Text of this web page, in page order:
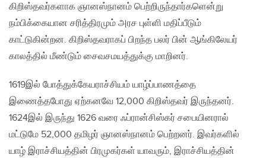
கிறிஸ்தவர்களாக ஞானஸ்நானம் பெற்றிருந்தார்களென்று
நம்பிக்கையான சரித்திரமும் அரச புள்ளி மதிப்பீடும்
காட்டுகின்றன. கிறிஸ்தவராகப் பிறந்த பலர் பின் ஆங்கிலேயர்
காலத்தில் மீண்டும் சைவசமயத்துக்கு மாறினர்.
1619இல் போத்துக்கேயராச்சியம் யாழ்ப்பாணத்தை
இணைத்தபோது ஏற்கனவே 12,000 கிறிஸ்தவர் இருந்தனர்.
1624இல் இருந்து 1626 வரை ஃப்ரான்சிஸ்கர் சபையினரால்
மட்டுமே 52,000 தமிழர் ஞானஸ்நானம் பெற்றனர். இவர்களில்
யாழ் இராச்சியத்தின் பிரமுகர்கள் யாவரும், இராச்சியத்தின்